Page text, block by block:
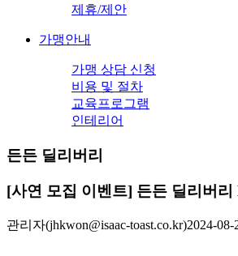
제휴/제안
가맹안내
가맹 상담 신청
비용 및 절차
교육프로그램
인테리어
든든 딜리버리
[사연 모집 이벤트] 든든 딜리버리
관리자(jhkwon@isaac-toast.co.kr)2024-08-